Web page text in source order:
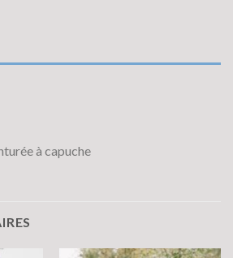
à capuche